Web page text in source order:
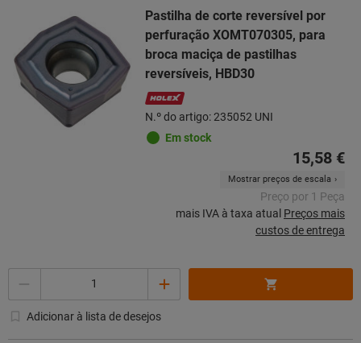
Pastilha de corte reversível por
perfuração XOMT070305, para
broca maciça de pastilhas
reversíveis, HBD30
N.º do artigo: 235052 UNI
Em stock
15,58 €
Mostrar preços de escala
Preço por 1 Peça
mais IVA à taxa atual Preços mais
custos de entrega
Adicionar à lista de desejos